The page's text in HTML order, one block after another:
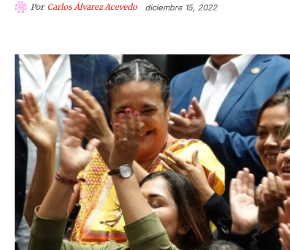
Por Carlos Álvarez Acevedo diciembre 15, 2022